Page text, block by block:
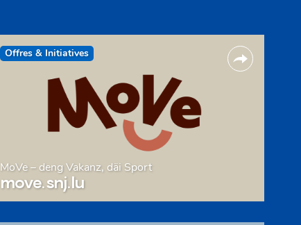
Offres & Initiatives
MoVe – deng Vakanz, däi Sport
move.snj.lu